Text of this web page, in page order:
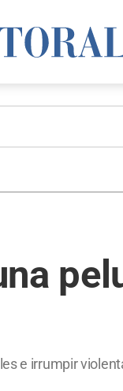
e irrumpir